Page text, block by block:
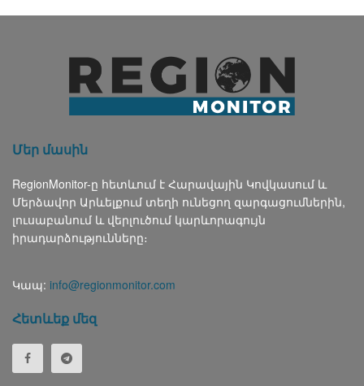
Մեր մասին
RegionMonitor-ը հետևում է Հարավային Կովկասում և
Մերձավոր Արևելքում տեղի ունեցող զարգացումներին,
լուսաբանում և վերլուծում կարևորագույն
իրադարձությունները։
Կապ: info@regionmonitor.com
Հետևեք մեզ